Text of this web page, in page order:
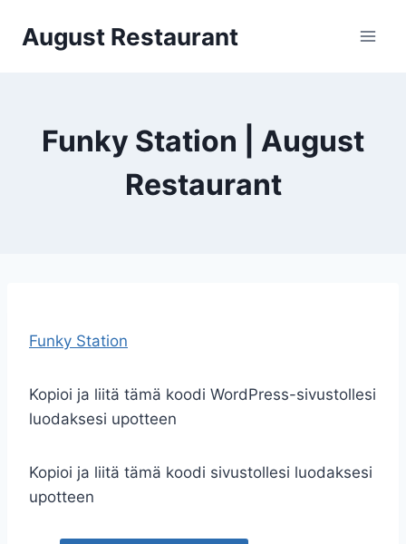
sisältöön
August Restaurant
Funky Station | August
Restaurant
Funky Station
Kopioi ja liitä tämä koodi WordPress-sivustollesi
luodaksesi upotteen
Kopioi ja liitä tämä koodi sivustollesi luodaksesi
upotteen